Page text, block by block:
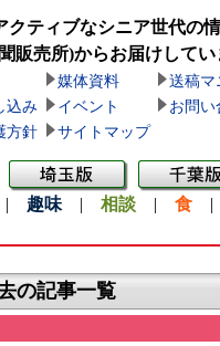
クティブなシニア世代の
販売所)からお届けしてい
媒体資料
送稿マ
込み
イベント
お問い
方針
サイトマップ
趣味 | 相談 | 食
の記事一覧